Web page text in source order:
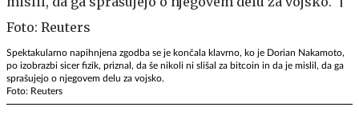
Spektakularno napihnjena zgodba se je končala klavrno, ko je Dorian Nakamoto,
po izobrazbi sicer fizik, priznal, da še nikoli ni slišal za bitcoin in da je mislil, da ga
sprašujejo o njegovem delu za vojsko.
Foto: Reuters